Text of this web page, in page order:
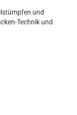
und
Technik und